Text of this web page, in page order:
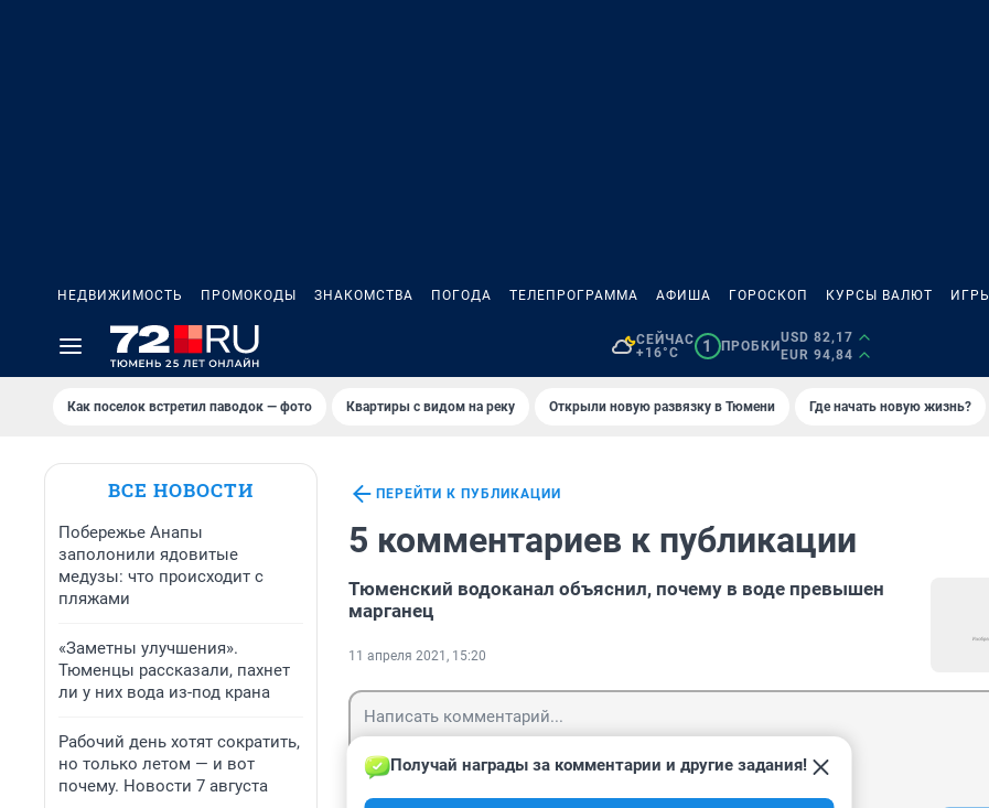
НЕДВИЖИМОСТЬ ПРОМОКОДЫ ЗНАКОМСТВА ПОГОДА ТЕЛЕПРОГРАММА АФИША ГОРОСКОП КУРСЫ ВАЛЮТ ИГРЫ
СЕЙЧАС
+16°C
1 ПРОБКИ
USD 82,17
EUR 94,84
Как поселок встретил паводок — фото Квартиры с видом на реку Открыли новую развязку в Тюмени Где начать новую жизнь?
ВСЕ НОВОСТИ
Побережье Анапы
заполонили ядовитые
медузы: что происходит с
пляжами
«Заметны улучшения».
Тюменцы рассказали, пахнет
ли у них вода из-под крана
Рабочий день хотят сократить,
но только летом — и вот
почему. Новости 7 августа
ПЕРЕЙТИ К ПУБЛИКАЦИИ
5 комментариев к публикации
Тюменский водоканал объяснил, почему в воде превышен
марганец
11 апреля 2021, 15:20
Получай награды за комментарии и другие задания!